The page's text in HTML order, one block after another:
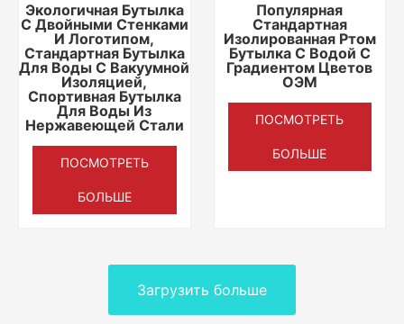
Экологичная Бутылка
С Двойными Стенками
И Логотипом,
Стандартная Бутылка
Для Воды С Вакуумной
Изоляцией,
Спортивная Бутылка
Для Воды Из
Нержавеющей Стали
ПОСМОТРЕТЬ
БОЛЬШЕ
Популярная
Стандартная
Изолированная Ртом
Бутылка С Водой С
Градиентом Цветов
ОЭМ
ПОСМОТРЕТЬ
БОЛЬШЕ
Загрузить больше